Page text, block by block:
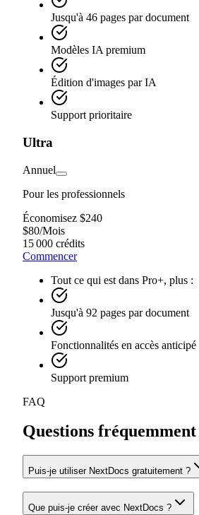
Jusqu'à 46 pages par document
Modèles IA premium
Édition d'images par IA
Support prioritaire
Ultra
Annuel
Pour les professionnels
Économisez $240
$80/Mois
15 000 crédits
Commencer
Tout ce qui est dans Pro+, plus :
Jusqu'à 92 pages par document
Fonctionnalités en accès anticipé
Support premium
FAQ
Questions fréquemment
Puis-je utiliser NextDocs gratuitement ?
Que puis-je créer avec NextDocs ?